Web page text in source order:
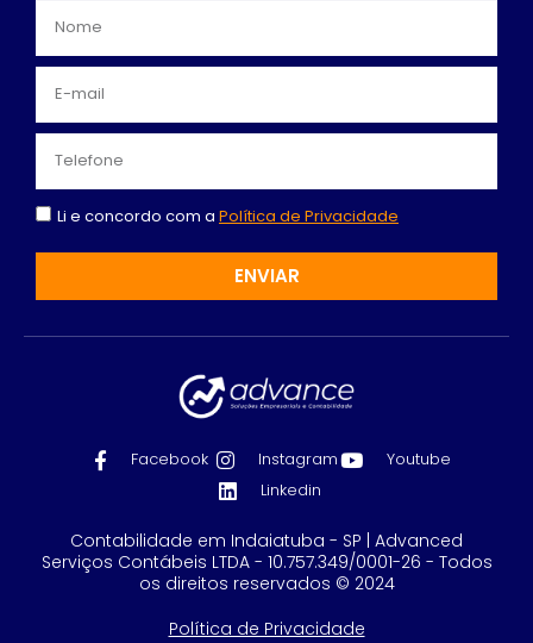
Li e concordo com a Política de Privacidade
ENVIAR
Facebook Instagram
Youtube
Linkedin
Contabilidade em Indaiatuba - SP | Advanced
Serviços Contábeis LTDA - 10.757.349/0001-26 - Todos
os direitos reservados © 2024
Política de Privacidade